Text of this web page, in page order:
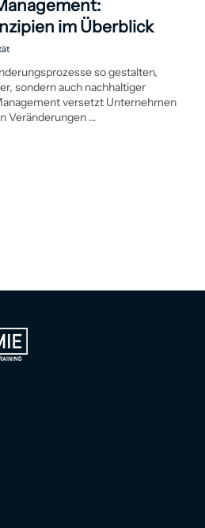
im Überblick
so gestalten,
sondern auch nachhaltiger
versetzt Unternehmen
Veränderungen …